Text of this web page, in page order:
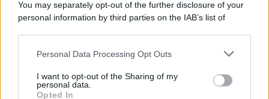
You may separately opt-out of the further disclosure of your
personal information by third parties on the IAB’s list of
This information may also be disclosed by us to third parties
disclose it to other third parties.
Personal Data Processing Opt Outs
I want to opt-out of the Sharing of my
personal data.
Opted In
PREFERENZE PRIVACY